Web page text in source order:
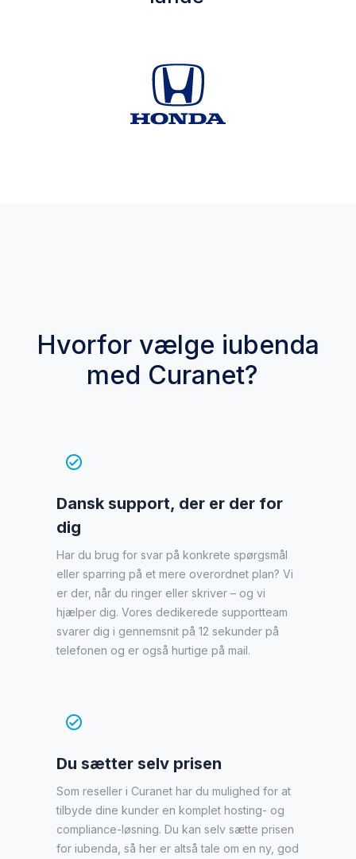
Hvorfor vælge iubenda
med Curanet?
check_circle
Dansk support, der er der for
dig
Har du brug for svar på konkrete spørgsmål
eller sparring på et mere overordnet plan? Vi
er der, når du ringer eller skriver – og vi
hjælper dig. Vores dedikerede supportteam
svarer dig i gennemsnit på 12 sekunder på
telefonen og er også hurtige på mail.
check_circle
Du sætter selv prisen
Som reseller i Curanet har du mulighed for at
tilbyde dine kunder en komplet hosting- og
compliance-løsning. Du kan selv sætte prisen
for iubenda, så her er altså tale om en ny, god